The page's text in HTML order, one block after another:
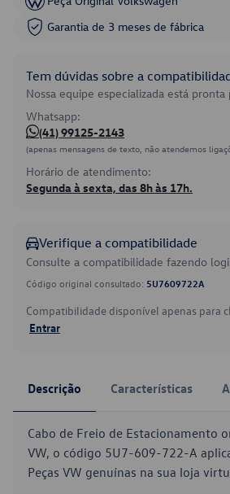
Garantia de 3 meses de fábrica
Tem dúvidas sobre a
Nossa equipe especializada está pronta
Whatsapp:
(41) 99125-2143
(apenas mensagens de texto, não atendemos
Horário de atendimento:
Segunda à sexta, das 8h às 17h.
Verifique a compatibilidade
Consulte a compatibilidade fazendo
Código original consultado: 5U7609722A
Compatibilidade disponível apenas para
Entrar
Descrição Características
Cabo de Freio de Estacionamento
VW, o código 5U7-609-722-A
Peças VW genuínas na sua loja